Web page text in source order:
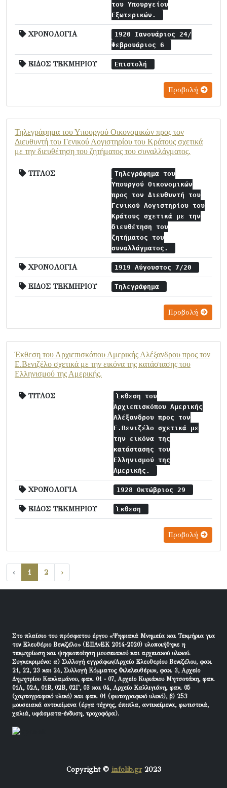
του Υπουργείου
Εξωτερικών.
ΧΡΟΝΟΛΟΓΙΑ
1920 Ιανουάριος 24/
Φεβρουάριος 6
ΕΙΔΟΣ ΤΕΚΜΗΡΙΟΥ Επιστολή
Προβολή
Τηλεγράφημα του Υπουργού Οικονομικών προς τον
Διευθυντή του Γενικού Λογιστηρίου του Κράτους σχετικά
με την διευθέτηση του ζητήματος του συναλλάγματος.
ΤΙΤΛΟΣ
Τηλεγράφημα του
Υπουργού Οικονομικών
προς τον Διευθυντή του
Γενικού Λογιστηρίου του
Κράτους σχετικά με την
διευθέτηση του
ζητήματος του
συναλλάγματος.
ΧΡΟΝΟΛΟΓΙΑ 1919 Αύγουστος 7/20
ΕΙΔΟΣ ΤΕΚΜΗΡΙΟΥ Τηλεγράφημα
Προβολή
Έκθεση του Αρχιεπισκόπου Αμερικής Αλέξανδρου προς τον
Ε.Βενιζέλο σχετικά με την εικόνα της κατάστασης του
Ελληνισμού της Αμερικής.
ΤΙΤΛΟΣ
Έκθεση του
Αρχιεπισκόπου Αμερικής
Αλέξανδρου προς τον
Ε.Βενιζέλο σχετικά με
την εικόνα της
κατάστασης του
Ελληνισμού της
Αμερικής.
ΧΡΟΝΟΛΟΓΙΑ 1928 Οκτώβριος 29
ΕΙΔΟΣ ΤΕΚΜΗΡΙΟΥ Έκθεση
Προβολή
‹ 1 2 ›
Στο πλαίσιο του πρόσφατου έργου «Ψηφιακά Μνημεία και Τεκμήρια για
τον Ελευθέριο Βενιζέλο» (ΕΠΑνΕΚ 2014-2020) υλοποιήθηκε η
τεκμηρίωση και ψηφιοποίηση μουσειακού και αρχειακού υλικού.
Συγκεκριμένα: α) Συλλογή εγγράφων/Αρχείο Ελευθερίου Βενιζέλου, φακ.
21, 22, 23 και 24, Συλλογή Κόμματος Φιλελευθέρων, φακ. 3, Αρχείο
Δημητρίου Κακλαμάνου, φακ. 01 - 07, Αρχείο Κυριάκου Μητσοτάκη, φακ.
01Α, 02Α, 01Β, 02Β, 02Γ, 03 και 04, Αρχείο Καλλιγιάνη, φακ. 05
(χαρτογραφικό υλικό) και φακ. 01 (φωτογραφικό υλικό), β) 253
μουσειακά αντικείμενα (έργα τέχνης, έπιπλα, αντικείμενα, φωτιστικά,
χαλιά, υφάσματα-ένδυση, τροχοφόρα).
Copyright © infolib.gr2023